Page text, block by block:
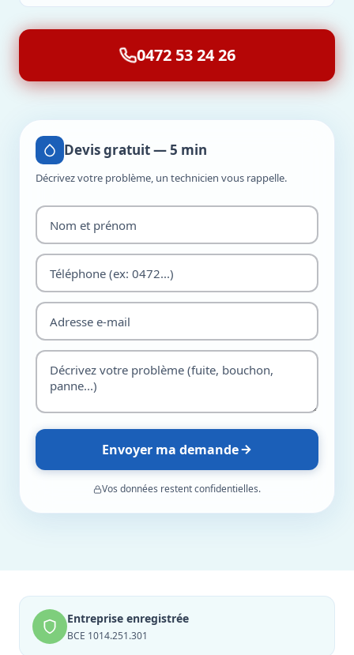
0472 53 24 26
Devis gratuit — 5 min
Décrivez votre problème, un technicien vous rappelle.
Envoyer ma demande
Vos données restent confidentielles.
Entreprise enregistrée
BCE 1014.251.301